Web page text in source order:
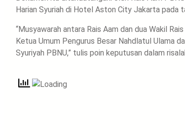
Harian Syuriah di Hotel Aston City Jakarta pada
“Musyawarah antara Rais Aam dan dua Wakil
Ketua Umum Pengurus Besar Nahdlatul Ulama
Syuriyah PBNU,” tulis poin keputusan dalam